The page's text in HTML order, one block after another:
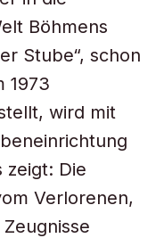
Böhmens
Stube“, schon
1973
wird mit
zeigt: Die
Verlorenen,